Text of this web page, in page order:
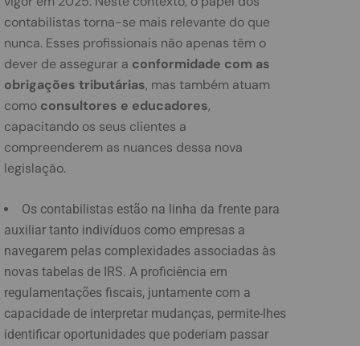
contabilistas torna-se mais relevante do que
nunca. Esses profissionais não apenas têm o
dever de assegurar a conformidade com as
obrigações tributárias, mas também atuam
como consultores e educadores,
capacitando os seus clientes a
compreenderem as nuances dessa nova
legislação.
Os contabilistas estão na linha da frente para
auxiliar tanto indivíduos como empresas a
navegarem pelas complexidades associadas às
novas tabelas de IRS. A proficiência em
regulamentações fiscais, juntamente com a
capacidade de interpretar mudanças, permite-lhes
identificar oportunidades que poderiam passar